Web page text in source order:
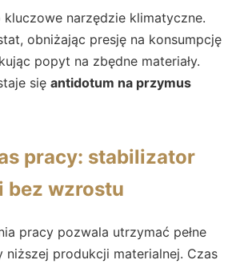
narzędzie klimatyczne.
obniżając presję na konsumpcję
popyt na zbędne materiały.
się antidotum na przymus
pracy: stabilizator
bez wzrostu
pracy pozwala utrzymać pełne
niższej produkcji materialnej. Czas